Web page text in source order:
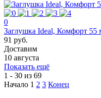
0
Заглушка Ideal, Комфорт 55
91 руб.
Доставим
10 августа
Показать ещё
1 - 30 из 69
Начало 1 2 3 Конец